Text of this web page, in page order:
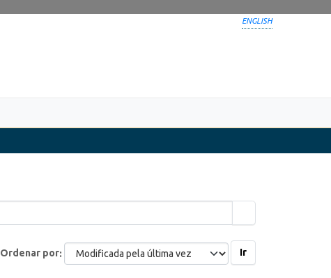
ENGLISH
Ordenar por Ir